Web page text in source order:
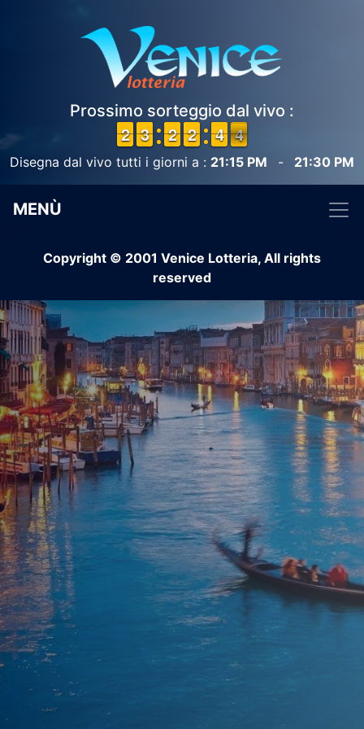
Prossimo sorteggio dal vivo :
1
1
2
2 2
2
3
3 1
1
2
2 1
1
2
2 3
3
4
4 4
3
Disegna dal vivo tutti i giorni a : 21:15 PM - 21:30 PM
MENÙ
Copyright © 2001 Venice Lotteria, All rights
reserved